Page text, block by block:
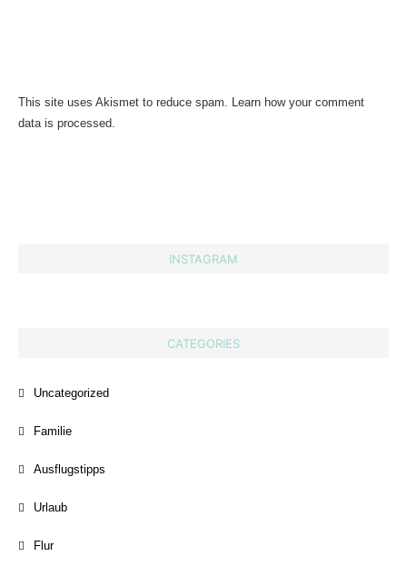
This site uses Akismet to reduce spam. Learn how your comment
data is processed.
INSTAGRAM
CATEGORIES
Uncategorized
Familie
Ausflugstipps
Urlaub
Flur